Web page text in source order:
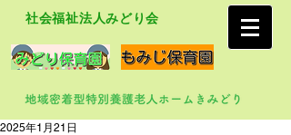
社会福祉法人みどり会
2025年1月21日